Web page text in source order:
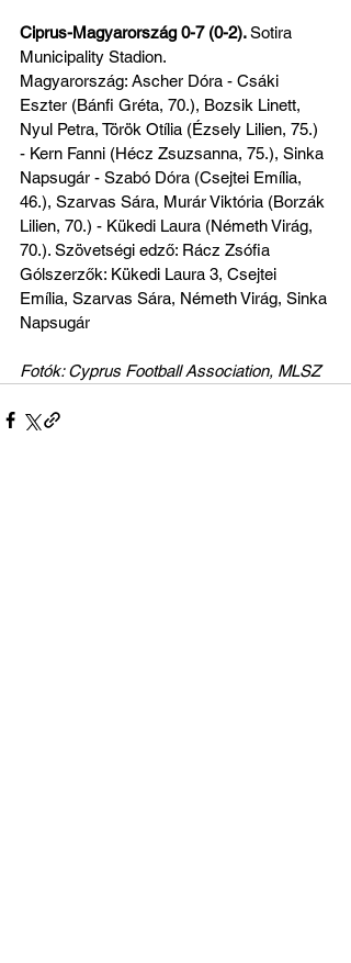
Ciprus-Magyarország 0-7 (0-2). Sotira
Municipality Stadion.
Magyarország: Ascher Dóra - Csáki
Eszter (Bánfi Gréta, 70.), Bozsik Linett,
Nyul Petra, Török Otília (Ézsely Lilien, 75.)
- Kern Fanni (Hécz Zsuzsanna, 75.), Sinka
Napsugár - Szabó Dóra (Csejtei Emília,
46.), Szarvas Sára, Murár Viktória (Borzák
Lilien, 70.) - Kükedi Laura (Németh Virág,
70.). Szövetségi edző: Rácz Zsófia
Gólszerzők: Kükedi Laura 3, Csejtei
Emília, Szarvas Sára, Németh Virág, Sinka
Napsugár
Fotók: Cyprus Football Association, MLSZ